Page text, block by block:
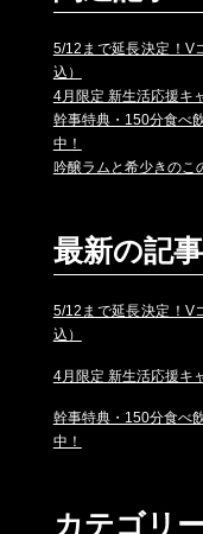
5/12まで延長決定！V
込）
4月限定 新生活応援キ
幹事特典・150分食べ
中！
吟醸ラムと希少きのこ
最新の記事
5/12まで延長決定！V
込）
4月限定 新生活応援キ
幹事特典・150分食べ
中！
カテゴリ